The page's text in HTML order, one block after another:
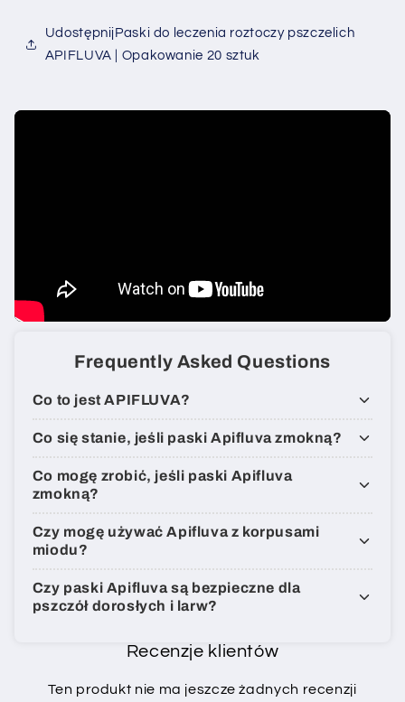
UdostępnijPaski do leczenia roztoczy pszczelich
APIFLUVA | Opakowanie 20 sztuk
Frequently Asked Questions
Co to jest APIFLUVA?
Co się stanie, jeśli paski Apifluva zmokną?
Co mogę zrobić, jeśli paski Apifluva
zmokną?
Czy mogę używać Apifluva z korpusami
miodu?
Czy paski Apifluva są bezpieczne dla
pszczół dorosłych i larw?
Recenzje klientów
Ten produkt nie ma jeszcze żadnych recenzji